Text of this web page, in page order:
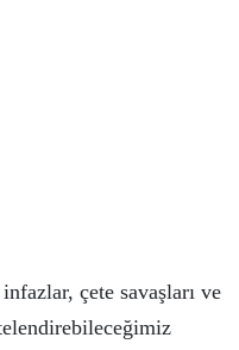
çete savaşları ve